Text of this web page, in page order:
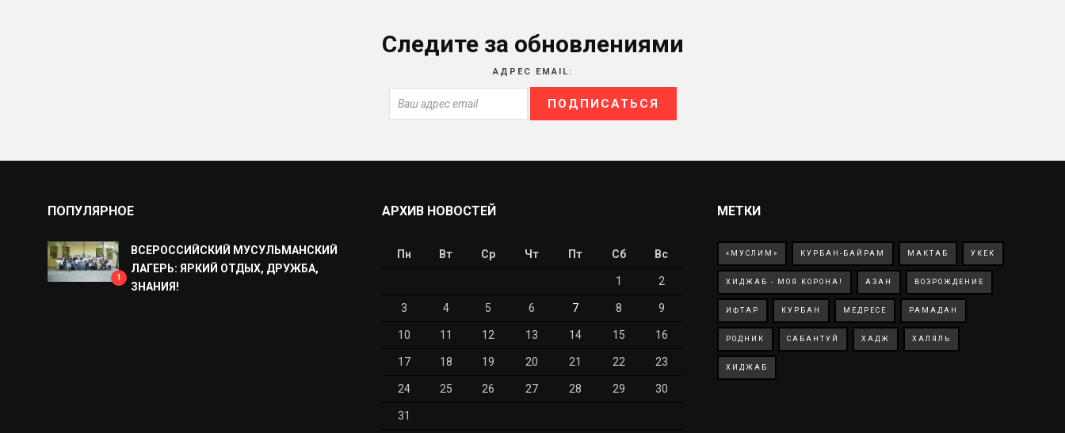
Следите за обновлениями
АДРЕС EMAIL:
ПОПУЛЯРНОЕ
1
ВСЕРОССИЙСКИЙ МУСУЛЬМАНСКИЙ
ЛАГЕРЬ: ЯРКИЙ ОТДЫХ, ДРУЖБА,
ЗНАНИЯ!
АРХИВ НОВОСТЕЙ
Пн Вт Ср Чт Пт Сб Вс
1 2
3 4 5 6 7 8 9
10 11 12 13 14 15 16
17 18 19 20 21 22 23
24 25 26 27 28 29 30
31
МЕТКИ
«МУСЛИМ» КУРБАН-БАЙРАМ МАКТАБ УКЕК
ХИДЖАБ - МОЯ КОРОНА! АЗАН ВОЗРОЖДЕНИЕ
ИФТАР КУРБАН МЕДРЕСЕ РАМАДАН
РОДНИК САБАНТУЙ ХАДЖ ХАЛЯЛЬ
ХИДЖАБ